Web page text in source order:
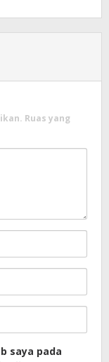
Ruas yang
saya pada